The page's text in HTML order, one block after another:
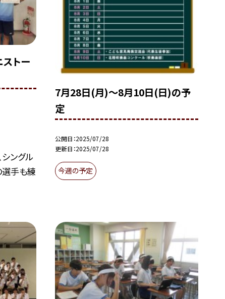
トー
ングル
選手も練
7月28日(月)〜8月10日(日)の予
定
公開日 2025/07/28
更新日 2025/07/28
今週の予定